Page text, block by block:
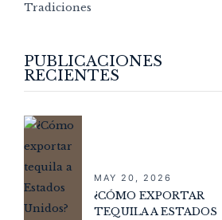
Tradiciones
PUBLICACIONES
RECIENTES
MAY 20, 2026
¿CÓMO EXPORTAR
TEQUILA A ESTADOS